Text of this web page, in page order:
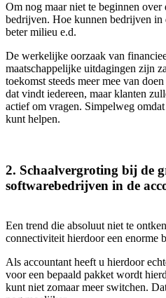
Om nog maar niet te beginnen
bedrijven. Hoe kunnen bedrijven in
beter milieu e.d.
De werkelijke oorzaak van
maatschappelijke uitdagingen zijn
toekomst steeds meer mee van
dat vindt iedereen, maar klanten
actief om vragen. Simpelweg
kunt helpen.
2. Schaalvergroting bij de
softwarebedrijven in de
Een trend die absoluut niet te
connectiviteit hierdoor een enorme
Als accountant heeft u hierdoor
voor een bepaald pakket wordt
kunt niet zomaar meer switchen.